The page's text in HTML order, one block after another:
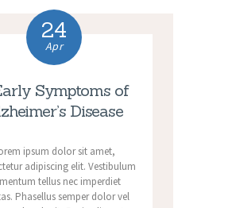
24
Apr
Symptoms of
Disease
ipsum dolor sit amet,
adipiscing elit. Vestibulum
tellus nec imperdiet
Phasellus semper dolor vel